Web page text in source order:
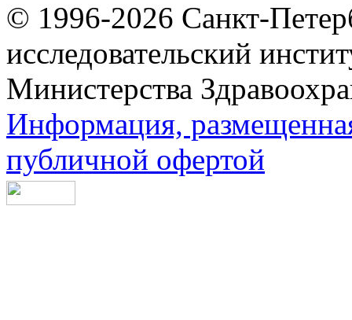
© 1996-2026 Санкт-
исследовательский
Министерства
Информация,
публичной офертой